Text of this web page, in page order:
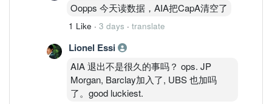
Oopps 今天读数据，AIA把CapA清空了
1 Like · 3 days · translate
Lionel Essi
AIA 退出不是很久的事吗？ ops. JP
Morgan, Barclay加入了, UBS 也加吗
了。good luckiest.